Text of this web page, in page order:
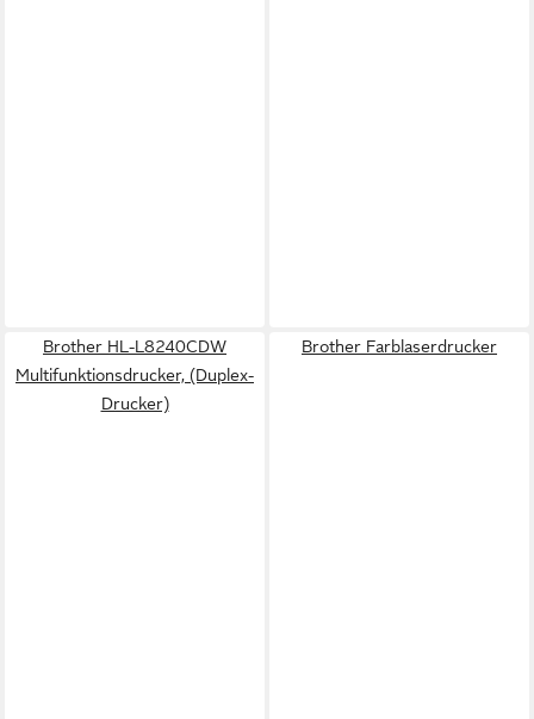
Brother HL-L8240CDW
Multifunktionsdrucker, (Duplex-
Drucker)
Brother Farblaserdrucker